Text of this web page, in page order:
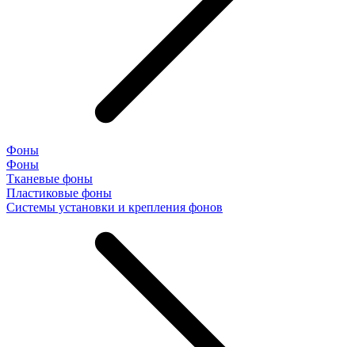
Фоны
Фоны
Тканевые фоны
Пластиковые фоны
Системы установки и крепления фонов